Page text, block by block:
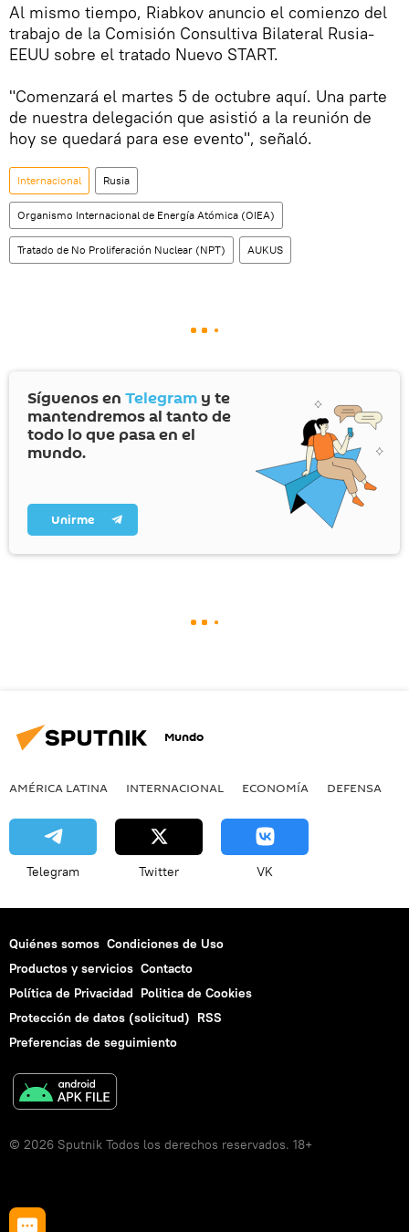
Al mismo tiempo, Riabkov anuncio el comienzo del
trabajo de la Comisión Consultiva Bilateral Rusia-
EEUU sobre el tratado Nuevo START.
"Comenzará el martes 5 de octubre aquí. Una parte
de nuestra delegación que asistió a la reunión de
hoy se quedará para ese evento", señaló.
Internacional Rusia
Organismo Internacional de Energía Atómica (OIEA)
Tratado de No Proliferación Nuclear (NPT) AUKUS
Síguenos en Telegram y te
mantendremos al tanto de
todo lo que pasa en el
mundo.
Unirme
Mundo
AMÉRICA LATINA INTERNACIONAL ECONOMÍA DEFENSA
Telegram Twitter VK
Quiénes somos Condiciones de Uso
Productos y servicios Contacto
Política de Privacidad Politica de Cookies
Protección de datos (solicitud) RSS
Preferencias de seguimiento
© 2026 Sputnik Todos los derechos reservados. 18+